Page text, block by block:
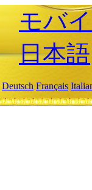
モバ
日本語
Deutsch Français